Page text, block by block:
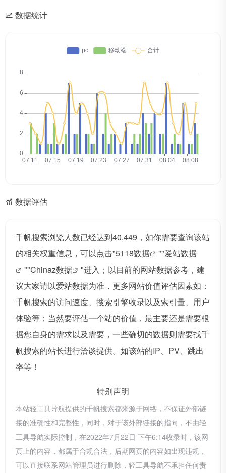
数据统计
数据评估
千帆搜索浏览人数已经达到40,449，如你需要查询该站
的相关权重信息，可以点击"5118数据 ""爱站数据
""Chinaz数据
"进入；以目前的网站数据参考，建
议大家请以爱站数据为准，更多网站价值评估因素如：
千帆搜索的访问速度、搜索引擎收录以及索引量、用户
体验等；当然要评估一个站的价值，最主要还是需要根
据您自身的需求以及需要，一些确切的数据则需要找千
帆搜索的站长进行洽谈提供。如该站的IP、PV、跳出
率等！
特别声明
本站轻工具导航提供的千帆搜索都来源于网络，不保证外部链
接的准确性和完整性，同时，对于该外部链接的指向，不由轻
工具导航实际控制，在2022年7月22日 下午6:14收录时，该网
页上的内容，都属于合规合法，后期网页的内容如出现违规，
可以直接联系网站管理员进行删除，轻工具导航不承担任何责